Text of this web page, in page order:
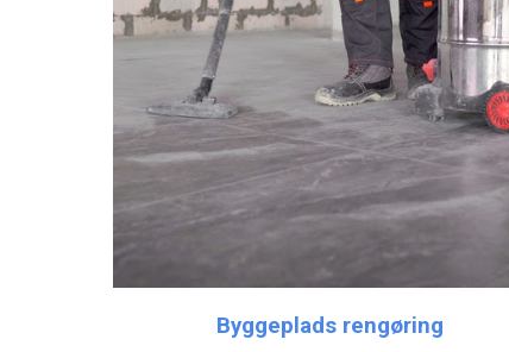
Byggeplads rengøring